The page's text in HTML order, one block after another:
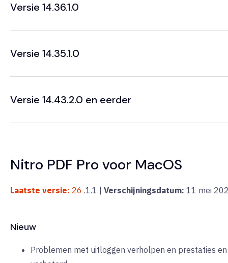
Versie 14.36.1.0
Versie 14.35.1.0
Versie 14.43.2.0 en eerder
Nitro PDF Pro voor MacOS
Laatste versie: 26 .1.1 | Verschijningsdatum: 11 mei
Nieuw
Problemen met uitloggen verholpen en prestaties